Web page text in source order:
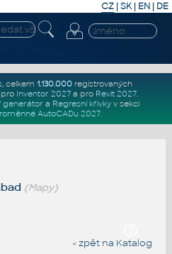
CZ | SK| EN | DE
celkem 1.130.000registrovaných
pro Inventor 2027a pro Revit 2027.
generátor a Regresní křivkyv sekci
AutoCADu 2027.
(Mapy)
« zpět na Katalog